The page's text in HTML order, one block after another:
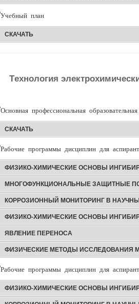
Учебный план
СКАЧАТЬ
Tехнология
Основная профессиональная
СКАЧАТЬ
Рабочие программы дисциплин для
ФИЗИКО-ХИМИЧЕСКИЕ ОСНОВЫ
МНОГОФУНКЦИОНАЛЬНЫЕ ЗАЩИТНЫЕ
КОРРОЗИОННЫЙ МОНИТОРИНГ В
ФИЗИКО-ХИМИЧЕСКИЕ ОСНОВЫ
ЯВЛЕНИЕ ПЕРЕНОСА
ФИЗИЧЕСКИЕ МЕТОДЫ ИССЛЕДОВАНИЯ
Рабочие программы дисциплин для
ФИЗИКО-ХИМИЧЕСКИЕ ОСНОВЫ